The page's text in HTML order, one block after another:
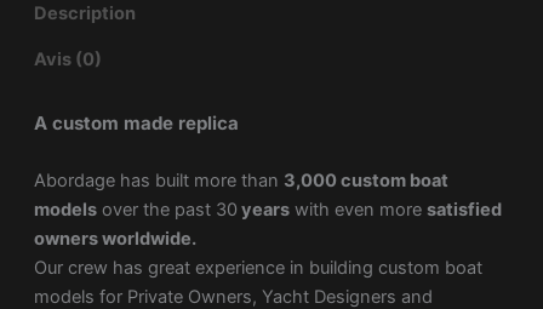
Description
Avis (0)
A custom made replica
Abordage has built more than 3,000 custom boat
modelsover the past 30 yearswith even more satisfied
owners worldwide.
Our crew has great experience in building custom boat
models for Private Owners, Yacht Designers and